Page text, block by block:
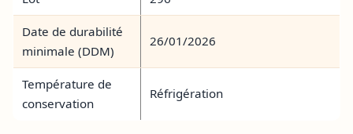
Date de durabilité
minimale (DDM)
26/01/2026
Température de
conservation
Réfrigération